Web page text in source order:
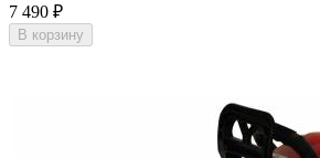
7 490 ₽
В корзину